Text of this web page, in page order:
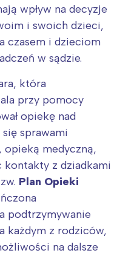
wpływ na decyzje
i swoich dzieci,
czasem i dzieciom
w sądzie.
która
przy pomocy
opiekę nad
sprawami
opieką medyczną,
kontakty z dziadkami
Plan Opieki
podtrzymywanie
każdym z rodziców,
na dalsze